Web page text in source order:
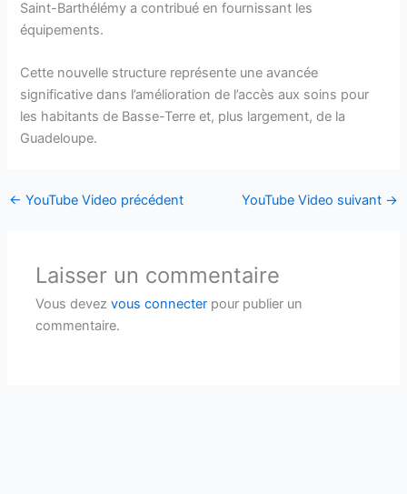
Saint-Barthélémy a contribué en fournissant les
équipements.
Cette nouvelle structure représente une avancée
significative dans l’amélioration de l’accès aux soins pour
les habitants de Basse-Terre et, plus largement, de la
Guadeloupe.
← YouTube Video précédent YouTube Video suivant →
Laisser un commentaire
Vous devezvous connecter pour publier un
commentaire.